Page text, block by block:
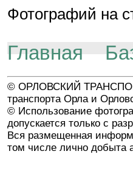
Фотографий на
Главная
© ОРЛОВСКИЙ
транспорта Орла и
© Использование
допускается только с
Вся размещенная
том числе лично добыта